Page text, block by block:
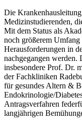
Die
Medizinstudierenden,
Mit dem Status als
noch größerem
Herausforderungen in
nachgegangen werden.
insbesondere Prof. Dr.
der Fachkliniken
für gesundes Altern &
Endokrinologie/
Antragsverfahren
langjährigen